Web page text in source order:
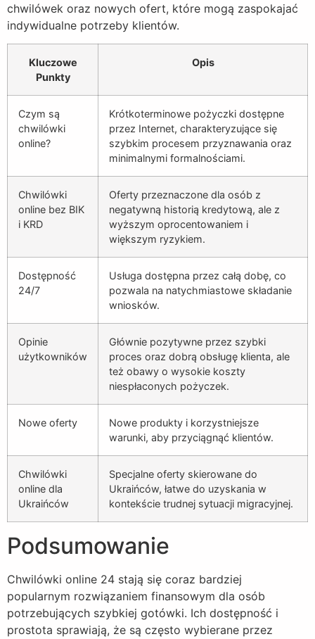
chwilówek oraz nowych ofert, które mogą zaspokajać
indywidualne potrzeby klientów.
Kluczowe
Punkty
Opis
Czym są
chwilówki
online?
Krótkoterminowe pożyczki dostępne
przez Internet, charakteryzujące się
szybkim procesem przyznawania oraz
minimalnymi formalnościami.
Chwilówki
online bez BIK
i KRD
Oferty przeznaczone dla osób z
negatywną historią kredytową, ale z
wyższym oprocentowaniem i
większym ryzykiem.
Dostępność
24/7
Usługa dostępna przez całą dobę, co
pozwala na natychmiastowe składanie
wniosków.
Opinie
użytkowników
Głównie pozytywne przez szybki
proces oraz dobrą obsługę klienta, ale
też obawy o wysokie koszty
niespłaconych pożyczek.
Nowe oferty
Nowe produkty i korzystniejsze
warunki, aby przyciągnąć klientów.
Chwilówki
online dla
Ukraińców
Specjalne oferty skierowane do
Ukraińców, łatwe do uzyskania w
kontekście trudnej sytuacji migracyjnej.
Podsumowanie
Chwilówki online 24 stają się coraz bardziej
popularnym rozwiązaniem finansowym dla osób
potrzebujących szybkiej gotówki. Ich dostępność i
prostota sprawiają, że są często wybierane przez